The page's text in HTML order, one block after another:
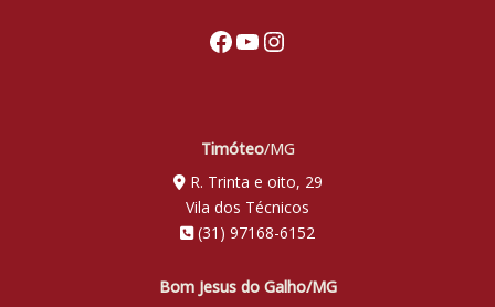
Facebook
Youtube
Instagram
Timóteo/MG
R. Trinta e oito, 29
Vila dos Técnicos
(31) 97168-6152
Bom Jesus do Galho/MG